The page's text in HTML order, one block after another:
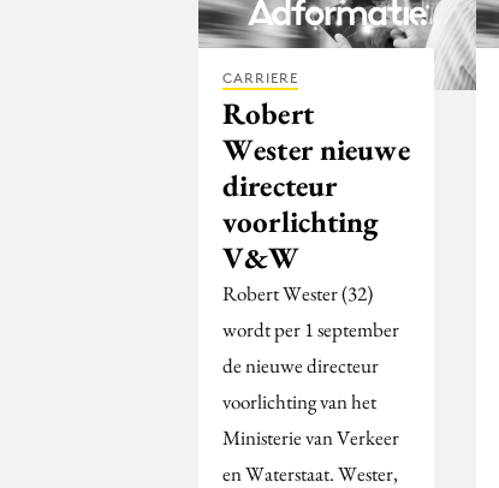
CARRIERE
Robert
Wester nieuwe
directeur
voorlichting
V&W
Robert Wester (32)
wordt per 1 september
de nieuwe directeur
voorlichting van het
Ministerie van Verkeer
en Waterstaat. Wester,